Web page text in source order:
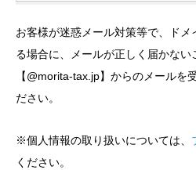
お客様が迷惑メール対策等で、ド
る場合に、メールが正しく届かない
【@morita-tax.jp】からのメールを
ださい。
※個人情報の取り扱いについては、
ください。